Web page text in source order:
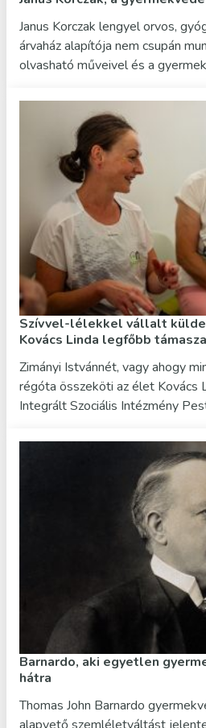
Janus Korczak lengyel orvos,
árvaház alapítója nem csupán
olvasható műveivel és a
Szívvel-lélekkel vállalt
Kovács Linda legfőbb támasza
Zimányi Istvánnét, vagy ahogy
régóta összeköti az élet Kovács
Integrált Szociális Intézmény
Barnardo, aki egyetlen
hátra
Thomas John Barnardo